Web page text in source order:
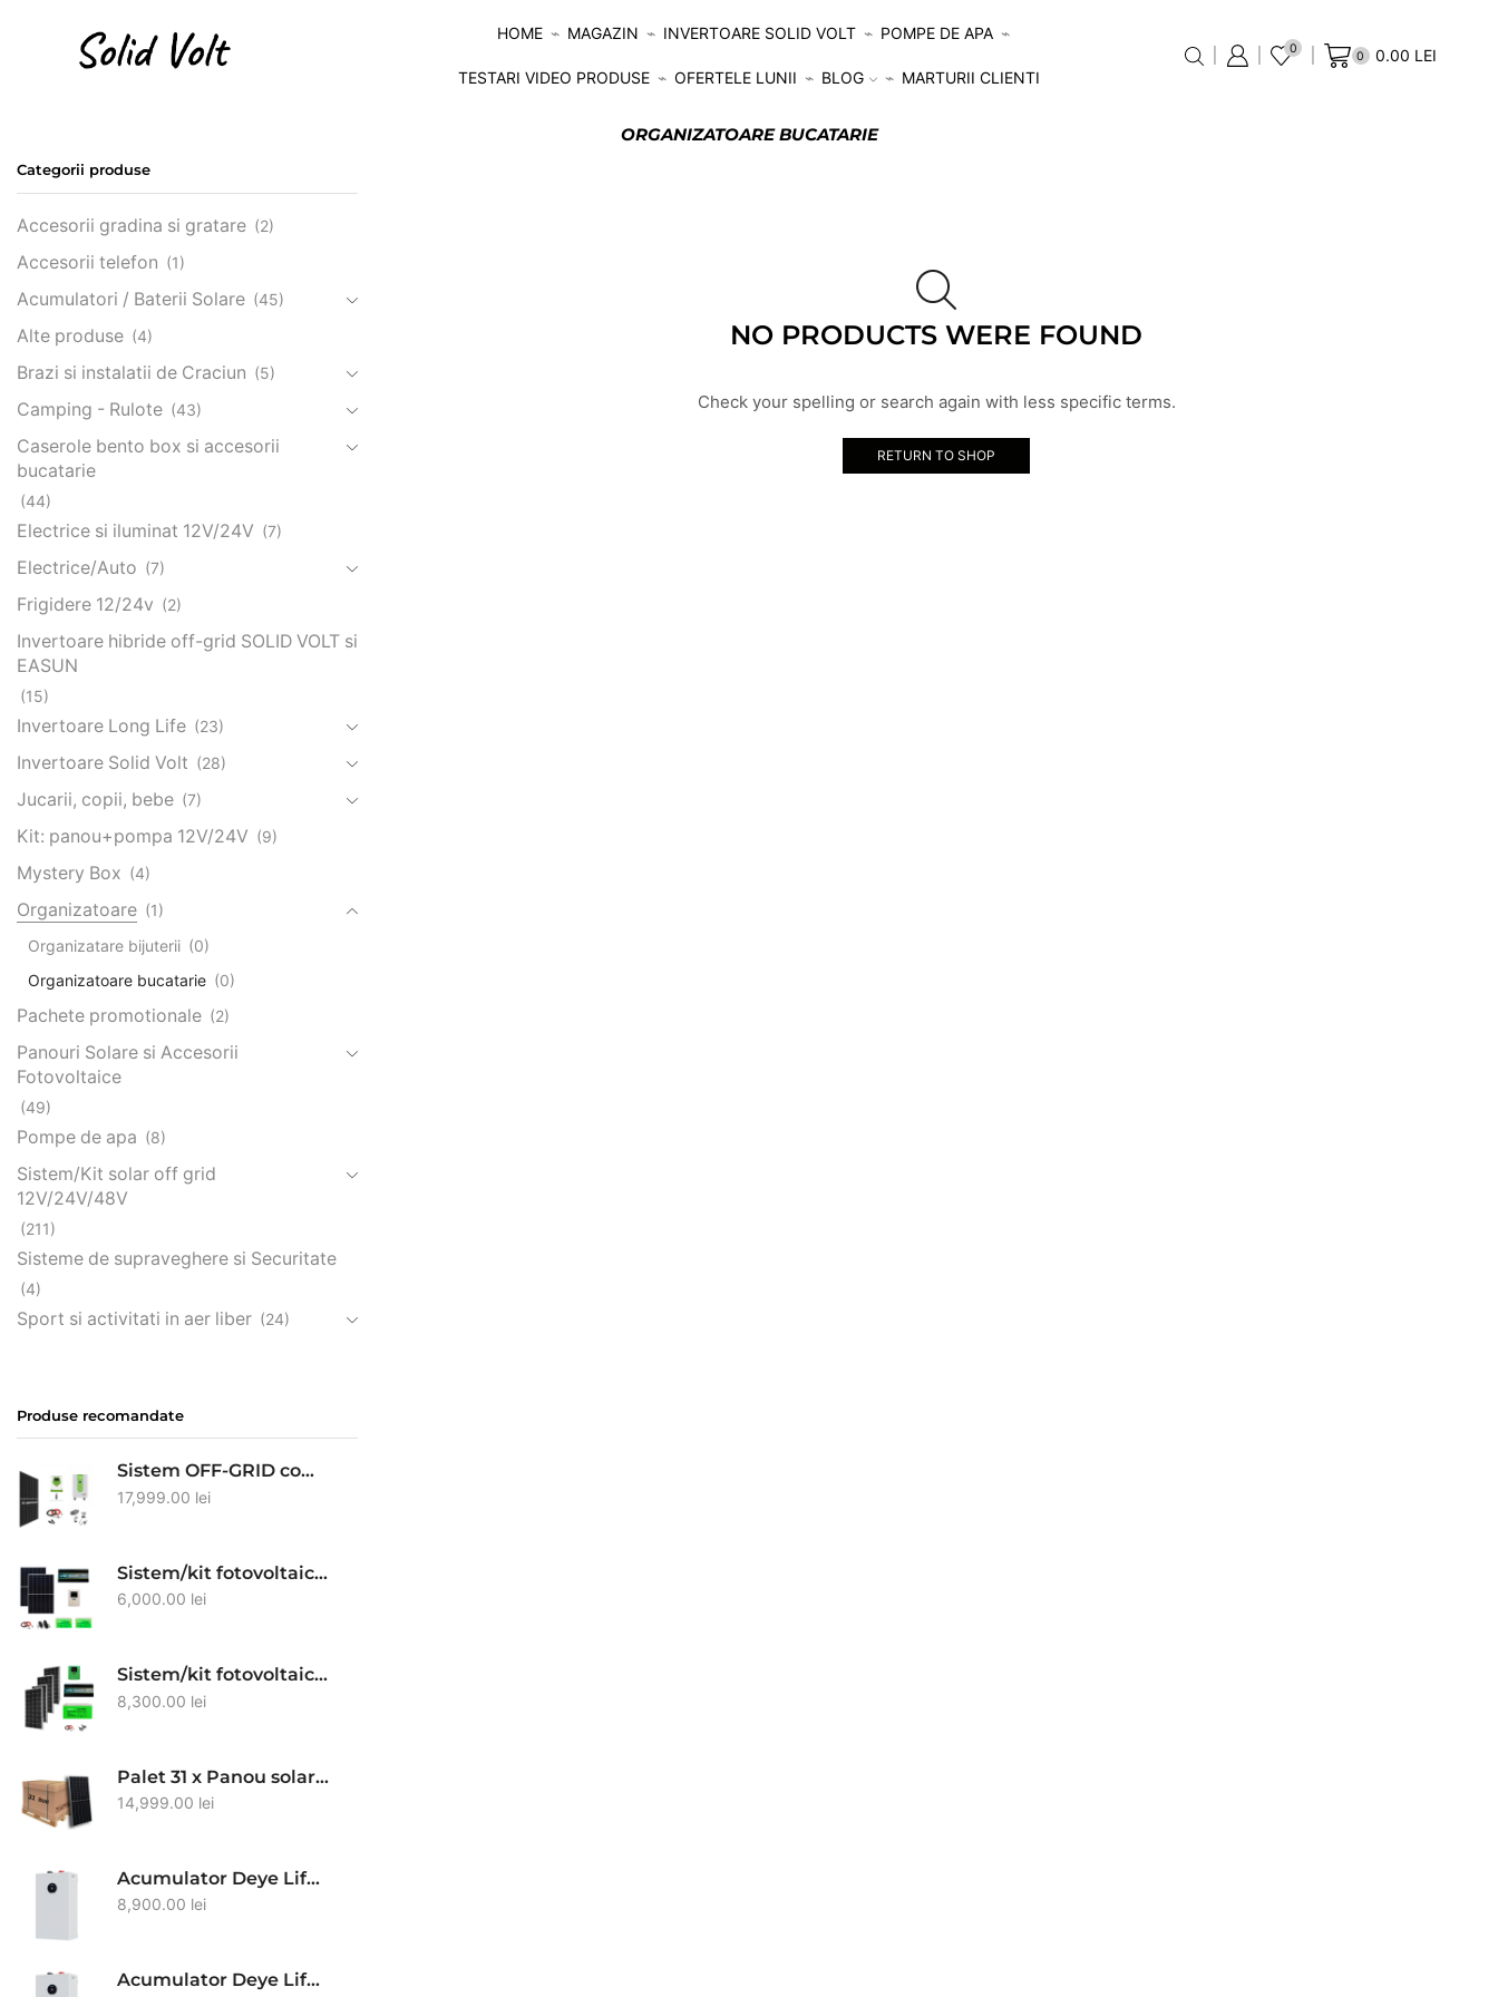
HOME MAGAZIN INVERTOARE SOLID VOLT POMPE DE APA
TESTARI VIDEO PRODUSE OFERTELE LUNII BLOG MARTURII CLIENTI
0
0 0.00 LEI
ORGANIZATOARE BUCATARIE
NO PRODUCTS WERE FOUND
Check your spelling or search again with less specific terms.
RETURN TO SHOP
Categorii produse
Accesorii gradina si gratare (2)
Accesorii telefon (1)
Acumulatori / Baterii Solare (45)
Alte produse (4)
Brazi si instalatii de Craciun (5)
Camping - Rulote (43)
Caserole bento box si accesorii
bucatarie
(44)
Electrice si iluminat 12V/24V (7)
Electrice/Auto (7)
Frigidere 12/24v (2)
Invertoare hibride off-grid SOLID VOLT si
EASUN
(15)
Invertoare Long Life (23)
Invertoare Solid Volt (28)
Jucarii, copii, bebe (7)
Kit: panou+pompa 12V/24V (9)
Mystery Box (4)
Organizatoare (1)
Organizatare bijuterii (0)
Organizatoare bucatarie (0)
Pachete promotionale (2)
Panouri Solare si Accesorii
Fotovoltaice
(49)
Pompe de apa (8)
Sistem/Kit solar off grid
12V/24V/48V
(211)
Sisteme de supraveghere si Securitate
(4)
Sport si activitati in aer liber (24)
Produse recomandate
Sistem OFF-GRID complet cu 10 panouri fotovoltaice 460W, baterie LiFePO4 15.36kw Solid Volt si invertor HIBRID de 6.5kw pe 48V, panou solar
17,999.00 lei
Sistem/kit fotovoltaic cu 2 x panouri solare 460W + Invertor sinus pur 4000/8000W 24V + MPPT 40A + baterii solare GEL 100Ah + conectori si cablu
6,000.00 lei
Sistem/kit fotovoltaic cu 4 panouri solare 200W + Invertor sinus pur 6000W/12000W Solid Volt + MPPT 80A + baterie GEL 150Ah + conectori si cablu
8,300.00 lei
Palet 31 x Panou solar monocristalin TW Solar 575W bifacial N-type Half-cell
14,999.00 lei
Acumulator Deye Lifepo4 SE-F12 11,8 kWh 51.2V 230Ah
8,900.00 lei
Acumulator Deye Lifepo4 SE-F16 kWh 51.2V 314Ah IP21